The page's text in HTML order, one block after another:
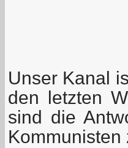
Unser Kanal
den letzten
sind die
Kommunisten